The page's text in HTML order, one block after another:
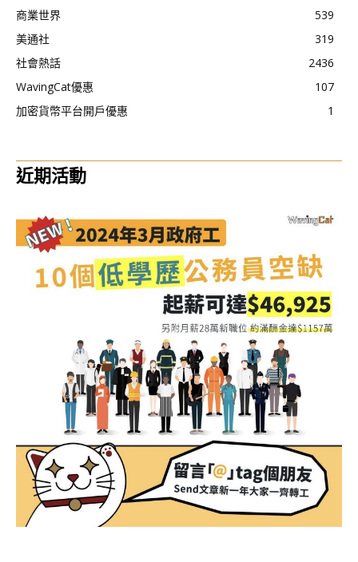
商業世界
539
美通社
319
社會熱話
2436
WavingCat優惠
107
加密貨幣平台開戶優惠
1
近期活動